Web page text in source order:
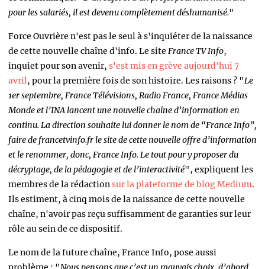
pour les salariés, il est devenu complètement déshumanisé."
Force Ouvrière n'est pas le seul à s'inquiéter de la naissance
de cette nouvelle chaîne d'info. Le site France TV Info,
inquiet pour son avenir, s'est mis en grève aujourd'hui 7
avril, pour la première fois de son histoire. Les raisons ? "Le
1er septembre, France Télévisions, Radio France, France Médias
Monde et l’INA lancent une nouvelle chaîne d’information en
continu. La direction souhaite lui donner le nom de “France Info”,
faire de francetvinfo.fr le site de cette nouvelle offre d’information
et le renommer, donc, France Info. Le tout pour y proposer du
décryptage, de la pédagogie et de l’interactivité", expliquent les
membres de la rédactionsur la plateforme de blog Medium.
Ils estiment, à cinq mois de la naissance de cette nouvelle
chaîne, n'avoir pas reçu suffisamment de garanties sur leur
rôle au sein de ce dispositif.
Le nom de la future chaîne, France Info, pose aussi